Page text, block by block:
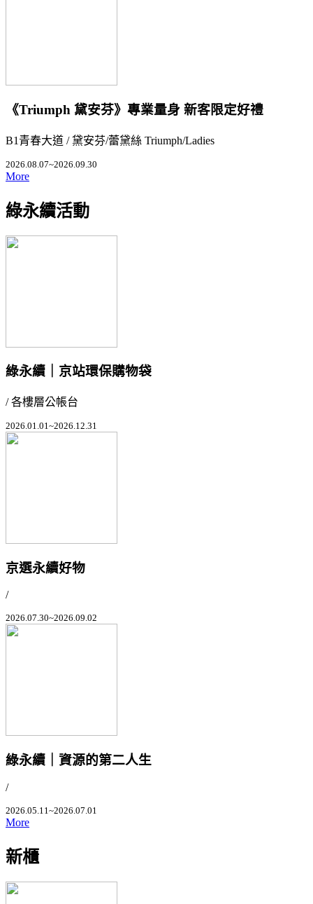
《Triumph 黛安芬》專業量身 新客限定好禮
B1青春大道 / 黛安芬/蕾黛絲 Triumph/Ladies
2026.08.07~2026.09.30
More
綠永續活動
綠永續｜京站環保購物袋
/ 各樓層公帳台
2026.01.01~2026.12.31
京選永續好物
/
2026.07.30~2026.09.02
綠永續｜資源的第二人生
/
2026.05.11~2026.07.01
More
新櫃